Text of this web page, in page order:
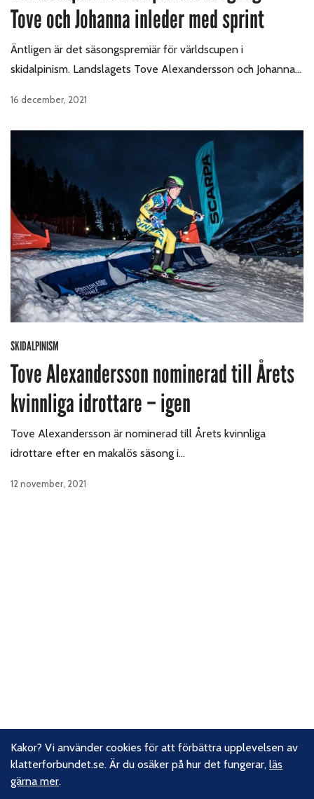
Tove och Johanna inleder med sprint
Äntligen är det säsongspremiär för världscupen i
skidalpinism. Landslagets Tove Alexandersson och Johanna…
16 december, 2021
SKIDALPINISM
Tove Alexandersson nominerad till Årets
kvinnliga idrottare – igen
Tove Alexandersson är nominerad till Årets kvinnliga
idrottare efter en makalös säsong i…
12 november, 2021
Kakor? Vi använder cookies för att förbättra upplevelsen av
klatterforbundet.se. Är du osäker på hur det fungerar,läs
gärna mer.